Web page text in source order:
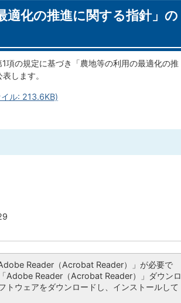
適化の推進に関する指針」の
項の規定に基づき「農地等の利用の最適化の推
します。
ル: 213.6KB)
Reader（Acrobat Reader）」が必要で
Adobe Reader（Acrobat Reader）」ダウンロ
トウェアをダウンロードし、インストールして